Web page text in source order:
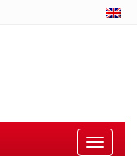
Toggle